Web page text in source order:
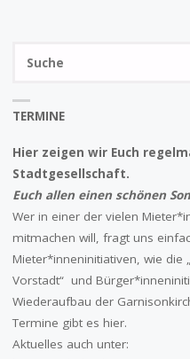
TERMINE
Hier zeigen wir Euch
Stadtgesellschaft.
Euch allen einen schönen
Wer in einer der vielen
mitmachen will, fragt uns
Mieter*inneninitiativen, wie die
Vorstadt“ und
Wiederaufbau der
Termine gibt es hier.
Aktuelles auch unter: